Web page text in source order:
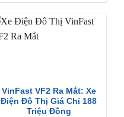
VinFast VF2 Ra Mắt: Xe
Điện Đô Thị Giá Chỉ 188
Triệu Đồng